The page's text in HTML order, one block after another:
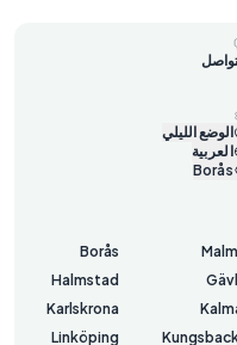
الوضع الليلي
العربية
Borås
Borås
Halmstad
Karlskrona
Linköping